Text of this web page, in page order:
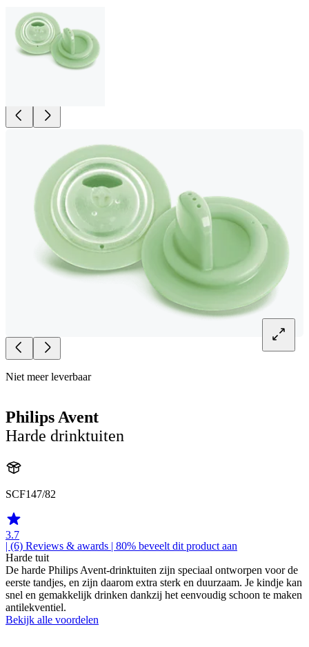
Niet meer leverbaar
Philips Avent
Harde drinktuiten
SCF147/82
3.7
| (6) Reviews & awards | 80% beveelt dit product aan
Harde tuit
De harde Philips Avent-drinktuiten zijn speciaal ontworpen voor de
eerste tandjes, en zijn daarom extra sterk en duurzaam. Je kindje kan
snel en gemakkelijk drinken dankzij het eenvoudig schoon te maken
antilekventiel.
Bekijk alle voordelen